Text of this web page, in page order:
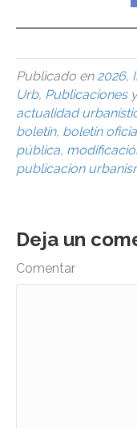
Publicado en2026,
Urb, Publicacionesy
actualidad
boletín, boletín
pública,
publicacion
Deja un
Comentar